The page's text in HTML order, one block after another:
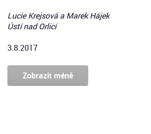
Lucie Krejsová a Marek Hájek
Ústí nad Orlicí
3.8.2017
Zobrazit méně